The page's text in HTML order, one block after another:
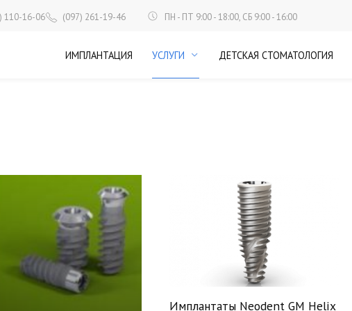
110-16-06 (097) 261-19-46 ПН - ПТ 9:00 - 18:00, СБ 9:00 - 16:00
ИМПЛАНТАЦИЯ УСЛУГИ ДЕТСКАЯ СТОМАТОЛОГИЯ
Имплантаты Neodent GM Helix